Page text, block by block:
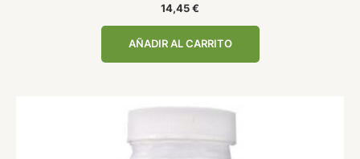
14,45€
AÑADIR AL CARRITO